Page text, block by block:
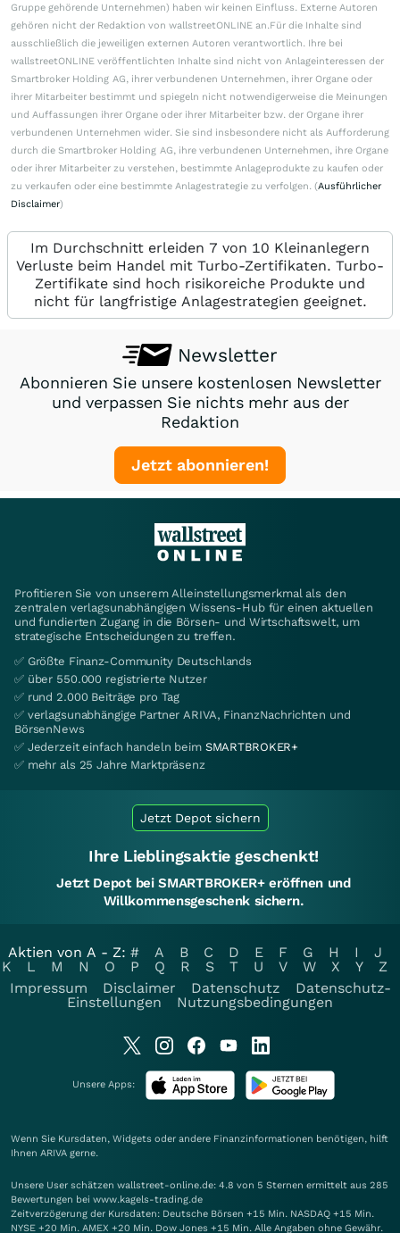
Gruppe gehörende Unternehmen) haben wir keinen Einfluss. Externe Autoren
gehören nicht der Redaktion von wallstreetONLINE an.Für die Inhalte sind
ausschließlich die jeweiligen externen Autoren verantwortlich. Ihre bei
wallstreetONLINE veröffentlichten Inhalte sind nicht von Anlageinteressen der
Smartbroker Holding AG, ihrer verbundenen Unternehmen, ihrer Organe oder
ihrer Mitarbeiter bestimmt und spiegeln nicht notwendigerweise die Meinungen
und Auffassungen ihrer Organe oder ihrer Mitarbeiter bzw. der Organe ihrer
verbundenen Unternehmen wider. Sie sind insbesondere nicht als Aufforderung
durch die Smartbroker Holding AG, ihre verbundenen Unternehmen, ihre Organe
oder ihrer Mitarbeiter zu verstehen, bestimmte Anlageprodukte zu kaufen oder
zu verkaufen oder eine bestimmte Anlagestrategie zu verfolgen. (Ausführlicher
Disclaimer)
Im Durchschnitt erleiden 7 von 10 Kleinanlegern
Verluste beim Handel mit Turbo-Zertifikaten. Turbo-
Zertifikate sind hoch risikoreiche Produkte und
nicht für langfristige Anlagestrategien geeignet.
Newsletter
Abonnieren Sie unsere kostenlosen Newsletter
und verpassen Sie nichts mehr aus der
Redaktion
Jetzt abonnieren!
Profitieren Sie von unserem Alleinstellungsmerkmal als den
zentralen verlagsunabhängigen Wissens-Hub für einen aktuellen
und fundierten Zugang in die Börsen- und Wirtschaftswelt, um
strategische Entscheidungen zu treffen.
✅ Größte Finanz-Community Deutschlands
✅ über 550.000 registrierte Nutzer
✅ rund 2.000 Beiträge pro Tag
✅ verlagsunabhängige Partner ARIVA, FinanzNachrichten und
BörsenNews
✅ Jederzeit einfach handeln beim SMARTBROKER+
✅ mehr als 25 Jahre Marktpräsenz
Jetzt Depot sichern
Ihre Lieblingsaktie geschenkt!
Jetzt Depot bei SMARTBROKER+ eröffnen und
Willkommensgeschenk sichern.
Aktien von A - Z: # A B C D E F G H I
J
K
L M N O P Q R S T U V W X Y
Z
Impressum
Disclaimer Datenschutz
Datenschutz-
Einstellungen
Nutzungsbedingungen
Unsere Apps:
Wenn Sie Kursdaten, Widgets oder andere Finanzinformationen benötigen, hilft
Ihnen ARIVA gerne.
Unsere User schätzen wallstreet-online.de: 4.8 von 5 Sternen ermittelt aus 285
Bewertungen bei www.kagels-trading.de
Zeitverzögerung der Kursdaten: Deutsche Börsen +15 Min. NASDAQ +15 Min.
NYSE +20 Min. AMEX +20 Min. Dow Jones +15 Min. Alle Angaben ohne Gewähr.